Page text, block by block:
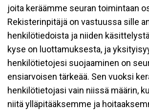
joita keräämme seuran toimintaan
Rekisterinpitäjä on vastuussa sille
henkilötiedoista ja niiden
kyse on luottamuksesta, ja
henkilötietojesi suojaaminen on
ensiarvoisen tärkeää. Sen vuoksi
henkilötietojasi vain niissä määrin,
niitä ylläpitääksemme ja